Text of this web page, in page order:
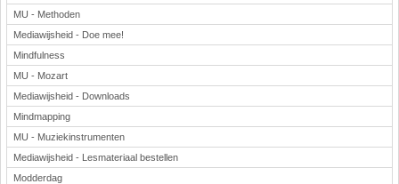
MU - Methoden
Mediawijsheid - Doe mee!
Mindfulness
MU - Mozart
Mediawijsheid - Downloads
Mindmapping
MU - Muziekinstrumenten
Mediawijsheid - Lesmateriaal bestellen
Modderdag